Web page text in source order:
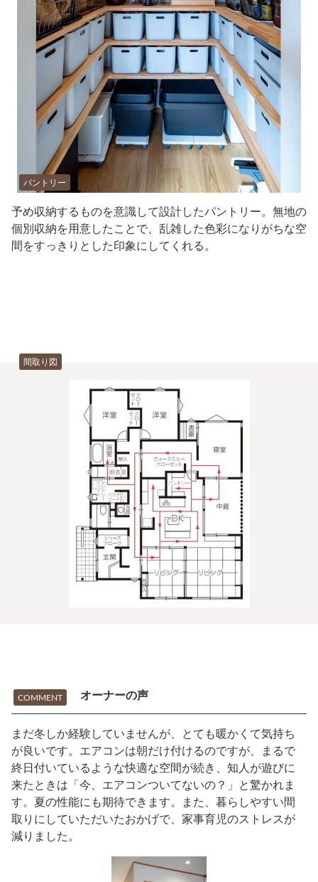
パントリー
予め収納するものを意識して設計したパントリー。無地の
個別収納を用意したことで、乱雑した色彩になりがちな空
間をすっきりとした印象にしてくれる。
間取り図
COMMENT オーナーの声
まだ冬しか経験していませんが、とても暖かくて気持ち
が良いです。エアコンは朝だけ付けるのですが、まるで
終日付いているような快適な空間が続き、知人が遊びに
来たときは「今、エアコンついてないの？」と驚かれま
す。夏の性能にも期待できます。また、暮らしやすい間
取りにしていただいたおかげで、家事育児のストレスが
減りました。